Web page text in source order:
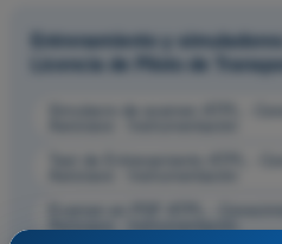
Entrenamiento y
Licencia de Piloto de
Simulacro de examen ATPL -
Test de Entrenamiento ATPL -
Examen en PDF ATPL -
Aeronave - Instrumentación